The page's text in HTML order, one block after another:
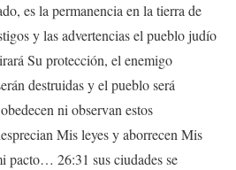
es la permanencia en la tierra de
y las advertencias el pueblo judío
Su protección, el enemigo
destruidas y el pueblo será
ni observan estos
Mis leyes y aborrecen Mis
pacto… 26:31 sus ciudades se